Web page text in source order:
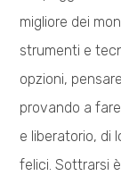
migliore dei
strumenti e
opzioni,
provando a
e liberatorio, di
felici. Sottrarsi